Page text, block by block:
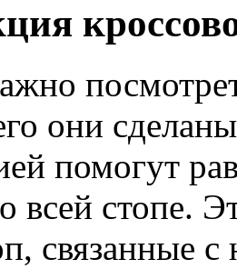
они
помогут
всей стопе.
связанные